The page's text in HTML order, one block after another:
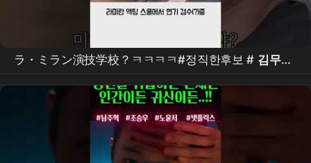
ラ・ミラン演技学校？ㅋㅋㅋㅋ#정직한후보 # 김무열
#비하인드 # 참교육